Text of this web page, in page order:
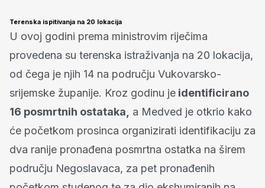
Terenska ispitivanja na 20 lokacija
U ovoj godini prema ministrovim riječima
provedena su terenska istraživanja na 20 lokacija,
od čega je njih 14 na području Vukovarsko-
srijemske županije. Kroz godinu je identificirano
16 posmrtnih ostataka,
a Medved je otkrio kako
će početkom prosinca organizirati identifikaciju za
dva ranije pronađena posmrtna ostatka na širem
području Negoslavaca, za pet pronađenih